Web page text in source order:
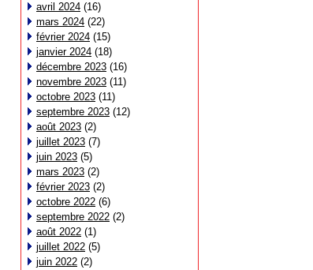
avril 2024 (16)
mars 2024 (22)
février 2024 (15)
janvier 2024 (18)
décembre 2023 (16)
novembre 2023 (11)
octobre 2023 (11)
septembre 2023 (12)
août 2023 (2)
juillet 2023 (7)
juin 2023 (5)
mars 2023 (2)
février 2023 (2)
octobre 2022 (6)
septembre 2022 (2)
août 2022 (1)
juillet 2022 (5)
juin 2022 (2)